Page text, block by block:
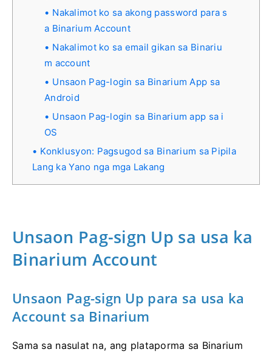
Nakalimot ko sa akong password para s
a Binarium Account
Nakalimot ko sa email gikan sa Binariu
m account
Unsaon Pag-login sa Binarium App sa
Android
Unsaon Pag-login sa Binarium app sa i
OS
Konklusyon: Pagsugod sa Binarium sa Pipila
Lang ka Yano nga mga Lakang
Unsaon Pag-sign Up sa usa ka
Binarium Account
Unsaon Pag-sign Up para sa usa ka
Account sa Binarium
Sama sa nasulat na, ang plataporma sa Binarium